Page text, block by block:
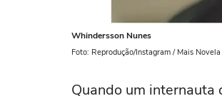
Whindersson Nunes
Foto: Reprodução/Instagram / Mais Novela
Quando um